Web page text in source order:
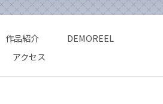
作品紹介
DEMOREEL
アクセス